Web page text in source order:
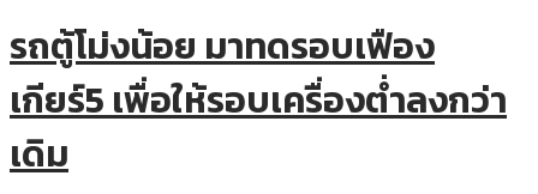
รถตู้โม่งน้อย มาทดรอบเฟือง
เกียร์5 เพื่อให้รอบเครื่องต่ำลงกว่า
เดิม